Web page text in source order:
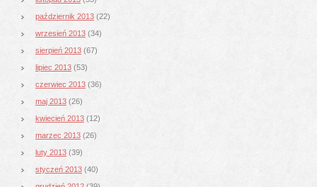
październik 2013 (22)
wrzesień 2013 (34)
sierpień 2013 (67)
lipiec 2013 (53)
czerwiec 2013 (36)
maj 2013 (26)
kwiecień 2013 (12)
marzec 2013 (26)
luty 2013 (39)
styczeń 2013 (40)